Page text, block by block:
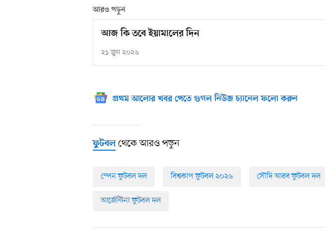
আরও পড়ুন
আজ কি তবে ইয়ামালের দিন
২১ জুন ২০২৬
প্রথম আলোর খবর পেতে গুগল নিউজ চ্যানেল ফলো করুন
ফুটবল থেকে আরও পড়ুন
স্পেন ফুটবল দল বিশ্বকাপ ফুটবল ২০২৬ সৌদি আরব ফুটবল দল
আর্জেন্টিনা ফুটবল দল